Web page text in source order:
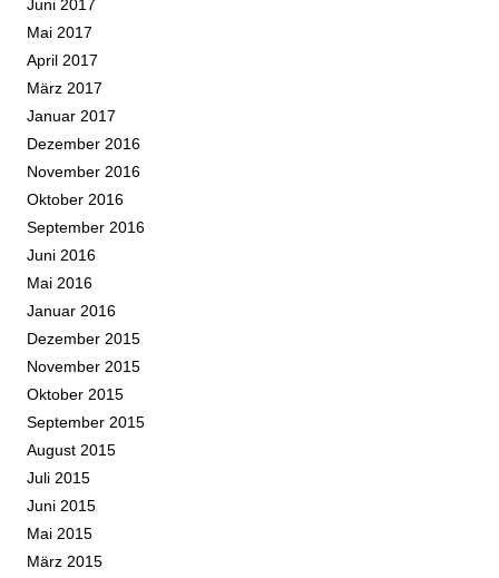
Juni 2017
Mai 2017
April 2017
März 2017
Januar 2017
Dezember 2016
November 2016
Oktober 2016
September 2016
Juni 2016
Mai 2016
Januar 2016
Dezember 2015
November 2015
Oktober 2015
September 2015
August 2015
Juli 2015
Juni 2015
Mai 2015
März 2015